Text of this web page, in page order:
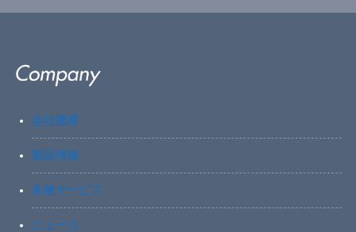
会社概要
製品情報
各種サービス
ニュース